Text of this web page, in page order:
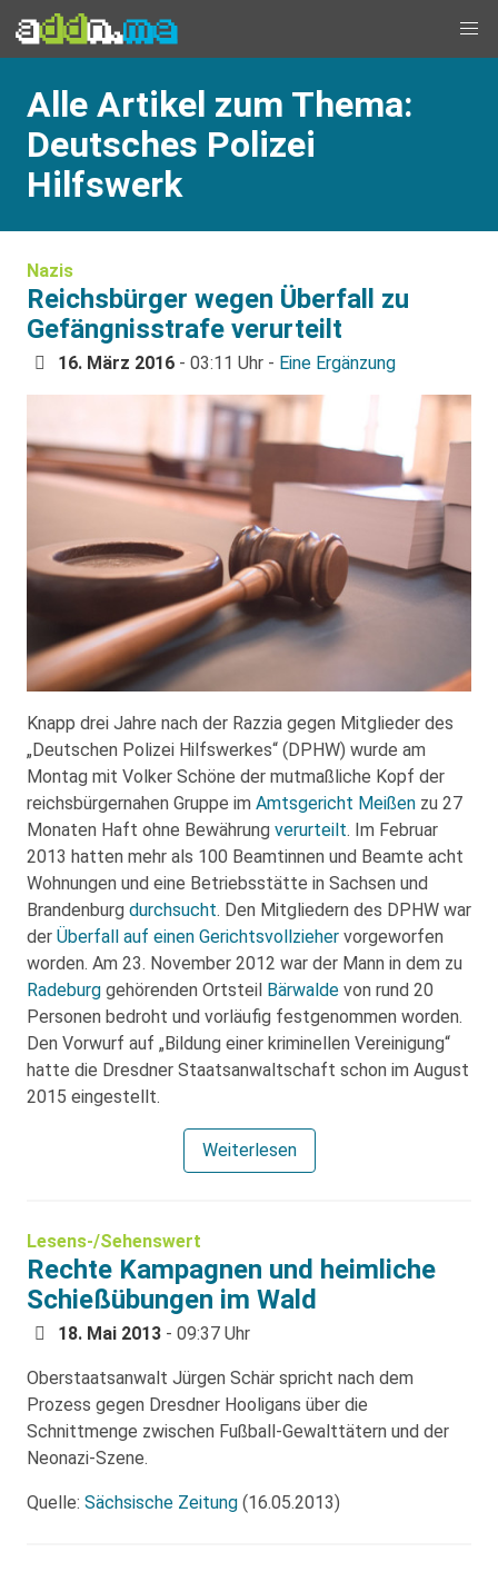
Alle Artikel zum Thema:
Deutsches Polizei
Hilfswerk
Nazis
Reichsbürger wegen Überfall zu
Gefängnisstrafe verurteilt
16. März 2016 - 03:11 Uhr - Eine Ergänzung
Knapp drei Jahre nach der Razzia gegen Mitglieder des
„Deutschen Polizei Hilfswerkes“ (DPHW) wurde am
Montag mit Volker Schöne der mutmaßliche Kopf der
reichsbürgernahen Gruppe im Amtsgericht Meißen zu 27
Monaten Haft ohne Bewährung verurteilt. Im Februar
2013 hatten mehr als 100 Beamtinnen und Beamte acht
Wohnungen und eine Betriebsstätte in Sachsen und
Brandenburg durchsucht. Den Mitgliedern des DPHW war
der Überfall auf einen Gerichtsvollzieher vorgeworfen
worden. Am 23. November 2012 war der Mann in dem zu
Radeburg gehörenden Ortsteil Bärwalde von rund 20
Personen bedroht und vorläufig festgenommen worden.
Den Vorwurf auf „Bildung einer kriminellen Vereinigung“
hatte die Dresdner Staatsanwaltschaft schon im August
2015 eingestellt.
Weiterlesen
Lesens-/Sehenswert
Rechte Kampagnen und heimliche
Schießübungen im Wald
18. Mai 2013 - 09:37 Uhr
Oberstaatsanwalt Jürgen Schär spricht nach dem
Prozess gegen Dresdner Hooligans über die
Schnittmenge zwischen Fußball-Gewalttätern und der
Neonazi-Szene.
Quelle: Sächsische Zeitung (16.05.2013)